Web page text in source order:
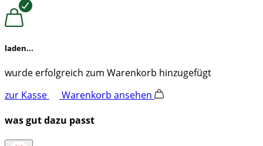
laden...
wurde erfolgreich zum Warenkorb hinzugefügt
zur Kasse
Warenkorb ansehen
was gut dazu passt